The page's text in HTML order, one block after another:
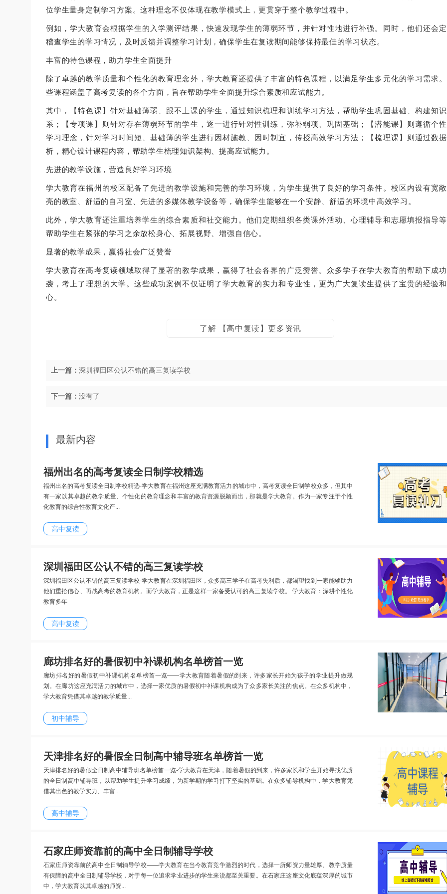
位学生量身定制学习方案。这种理念不仅体现在教学模式上，更贯穿于整个教学过程中。
例如，学大教育会根据学生的入学测评结果，快速发现学生的薄弱环节，并针对性地进行补强。同时，他们还会
稽查学生的学习情况，及时反馈并调整学习计划，确保学生在复读期间能够保持最佳的学习状态。
丰富的特色课程，助力学生全面提升
除了卓越的教学质量和个性化的教育理念外，学大教育还提供了丰富的特色课程，以满足学生多元化的学习需求
些课程涵盖了高考复读的各个方面，旨在帮助学生全面提升综合素质和应试能力。
其中，【特色课】针对基础薄弱、跟不上课的学生，通过知识梳理和训练学习方法，帮助学生巩固基础、构建知
系；【专项课】则针对存在薄弱环节的学生，逐一进行针对性训练，弥补弱项、巩固基础；【潜能课】则遵循个
学习理念，针对学习时间短、基础薄的学生进行因材施教、因时制宜，传授高效学习方法；【梳理课】则通过数
析，精心设计课程内容，帮助学生梳理知识架构、提高应试能力。
先进的教学设施，营造良好学习环境
学大教育在福州的校区配备了先进的教学设施和完善的学习环境，为学生提供了良好的学习条件。校区内设有宽
亮的教室、舒适的自习室、先进的多媒体教学设备等，确保学生能够在一个安静、舒适的环境中高效学习。
此外，学大教育还注重培养学生的综合素质和社交能力。他们定期组织各类课外活动、心理辅导和志愿填报指导
帮助学生在紧张的学习之余放松身心、拓展视野、增强自信心。
显著的教学成果，赢得社会广泛赞誉
学大教育在高考复读领域取得了显著的教学成果，赢得了社会各界的广泛赞誉。众多学子在学大教育的帮助下成
袭，考上了理想的大学。这些成功案例不仅证明了学大教育的实力和专业性，更为广大复读生提供了宝贵的经验
心。
了解 【高中复读】更多资讯
上一篇： 深圳福田区公认不错的高三复读学校
下一篇： 没有了
最新内容
福州出名的高考复读全日制学校精选
福州出名的高考复读全日制学校精选-学大教育在福州这座充满教育活力的城市中，高考复读全日制学校众多，但其中
有一家以其卓越的教学质量、个性化的教育理念和丰富的教育资源脱颖而出，那就是学大教育。作为一家专注于个性
化教育的综合性教育文化产...
高中复读
深圳福田区公认不错的高三复读学校
深圳福田区公认不错的高三复读学校-学大教育在深圳福田区，众多高三学子在高考失利后，都渴望找到一家能够助力
他们重拾信心、再战高考的教育机构。而学大教育，正是这样一家备受认可的高三复读学校。 学大教育：深耕个性化
教育多年
高中复读
廊坊排名好的暑假初中补课机构名单榜首一览
廊坊排名好的暑假初中补课机构名单榜首一览——学大教育随着暑假的到来，许多家长开始为孩子的学业提升做规
划。在廊坊这座充满活力的城市中，选择一家优质的暑假初中补课机构成为了众多家长关注的焦点。在众多机构中，
学大教育凭借其卓越的教学质量...
初中辅导
天津排名好的暑假全日制高中辅导班名单榜首一览
天津排名好的暑假全日制高中辅导班名单榜首一览-学大教育在天津，随着暑假的到来，许多家长和学生开始寻找优质
的全日制高中辅导班，以帮助学生提升学习成绩，为新学期的学习打下坚实的基础。在众多辅导机构中，学大教育凭
借其出色的教学实力、丰富...
高中辅导
石家庄师资靠前的高中全日制辅导学校
石家庄师资靠前的高中全日制辅导学校——学大教育在当今教育竞争激烈的时代，选择一所师资力量雄厚、教学质量
有保障的高中全日制辅导学校，对于每一位追求学业进步的学生来说都至关重要。在石家庄这座文化底蕴深厚的城市
中，学大教育以其卓越的师资...